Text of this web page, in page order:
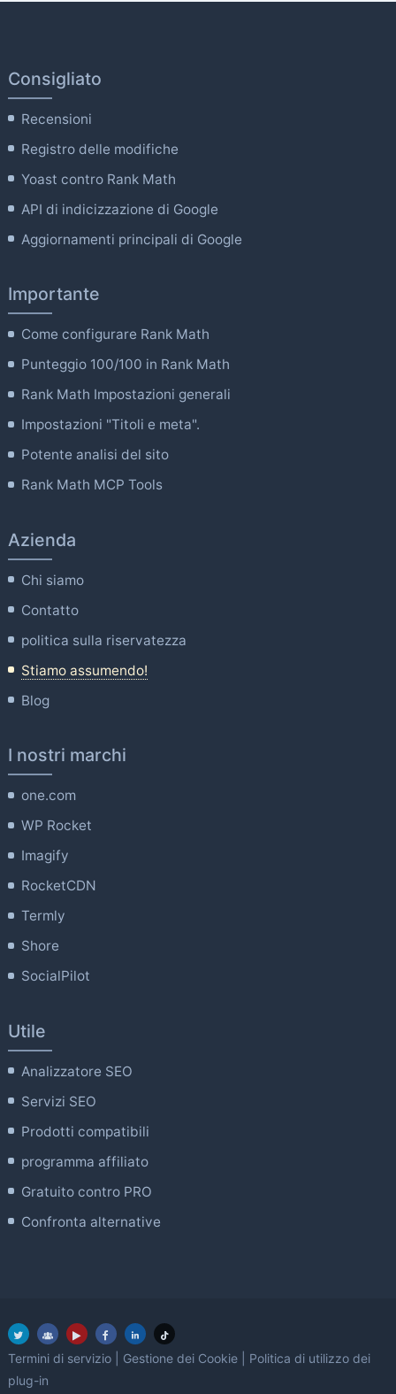
Consigliato
Recensioni
Registro delle modifiche
Yoast contro Rank Math
API di indicizzazione di Google
Aggiornamenti principali di Google
Importante
Come configurare Rank Math
Punteggio 100/100 in Rank Math
Rank Math Impostazioni generali
Impostazioni "Titoli e meta".
Potente analisi del sito
Rank Math MCP Tools
Azienda
Chi siamo
Contatto
politica sulla riservatezza
Stiamo assumendo!
Blog
I nostri marchi
one.com
WP Rocket
Imagify
RocketCDN
Termly
Shore
SocialPilot
Utile
Analizzatore SEO
Servizi SEO
Prodotti compatibili
programma affiliato
Gratuito contro PRO
Confronta alternative
Termini di servizio Gestione dei Cookie
Politica di utilizzo dei
plug-in